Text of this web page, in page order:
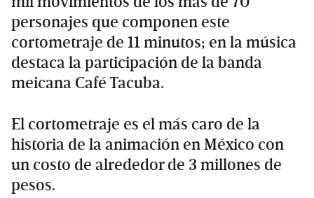
personajes que componen este
cortometraje de 11 minutos; en la música
destaca la participación de la banda
meicana Café Tacuba.
El cortometraje es el más caro de la
historia de la animación en México con
un costo de alrededor de 3 millones de
pesos.